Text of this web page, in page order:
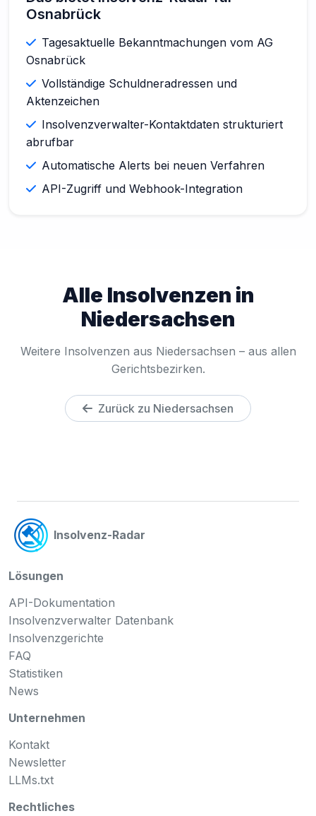
Osnabrück
Tagesaktuelle Bekanntmachungen vom AG
Osnabrück
Vollständige Schuldneradressen und
Aktenzeichen
Insolvenzverwalter-Kontaktdaten strukturiert
abrufbar
Automatische Alerts bei neuen Verfahren
API-Zugriff und Webhook-Integration
Alle Insolvenzen in
Niedersachsen
Weitere Insolvenzen aus Niedersachsen – aus allen
Gerichtsbezirken.
Zurück zu Niedersachsen
Insolvenz-Radar
Lösungen
API-Dokumentation
Insolvenzverwalter Datenbank
Insolvenzgerichte
FAQ
Statistiken
News
Unternehmen
Kontakt
Newsletter
LLMs.txt
Rechtliches